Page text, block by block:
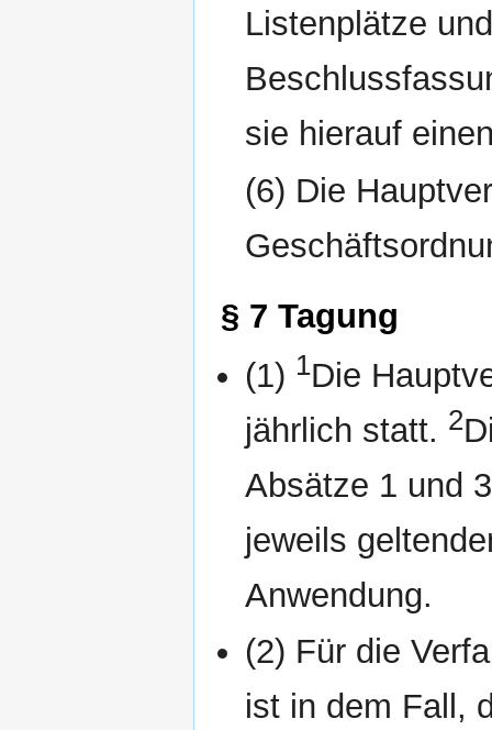
Listenplätze
sie hierauf
(6) Die
§ 7 Tagung
(1) 1Die
jährlich statt. 2
Absätze 1 und
jeweils
Anwendung.
(2) Für die
ist in dem Fall,